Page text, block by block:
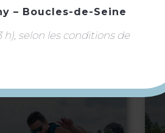
– Boucles-de-Seine
h), selon les conditions de